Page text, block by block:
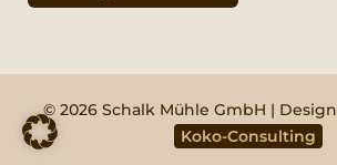
© 2026 Schalk Mühle GmbH |
Koko-Consulting